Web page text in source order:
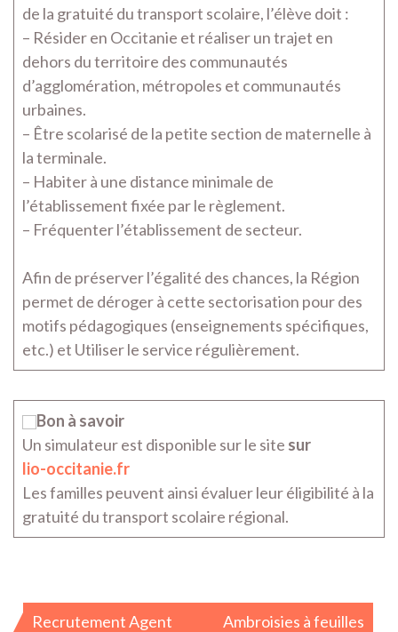
de la gratuité du transport scolaire, l’élève doit :
– Résider en Occitanie et réaliser un trajet en
dehors du territoire des communautés
d’agglomération, métropoles et communautés
urbaines.
– Être scolarisé de la petite section de maternelle à
la terminale.
– Habiter à une distance minimale de
l’établissement fixée par le règlement.
– Fréquenter l’établissement de secteur.
Afin de préserver l’égalité des chances, la Région
permet de déroger à cette sectorisation pour des
motifs pédagogiques (enseignements spécifiques,
etc.) et Utiliser le service régulièrement.
Bon à savoir
Un simulateur est disponible sur le site sur
lio-occitanie.fr
Les familles peuvent ainsi évaluer leur éligibilité à la
gratuité du transport scolaire régional.­
Navigation
Recrutement Agent
Ambroisies à feuilles